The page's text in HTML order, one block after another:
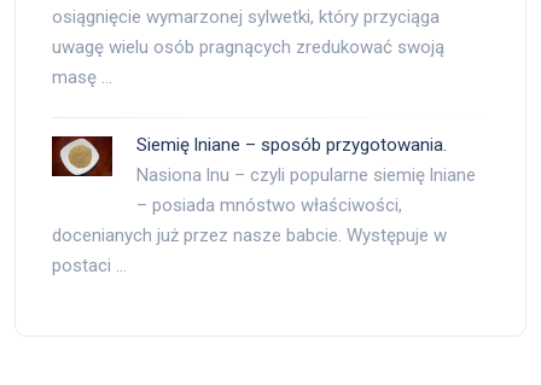
osiągnięcie wymarzonej sylwetki, który przyciąga
uwagę wielu osób pragnących zredukować swoją
masę …
Siemię lniane – sposób przygotowania.
Nasiona lnu – czyli popularne siemię lniane
– posiada mnóstwo właściwości,
docenianych już przez nasze babcie. Występuje w
postaci …